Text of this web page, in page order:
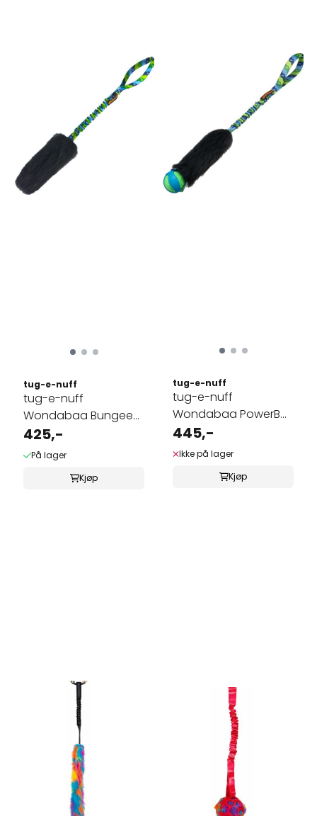
tug-e-nuff
tug-e-nuff
Wondabaa Bungee
med sauepels
425,-
På lager
Kjøp
tug-e-nuff
tug-e-nuff
Wondabaa PowerBall
Bungee med
sauepels
445,-
Ikke på lager
Kjøp